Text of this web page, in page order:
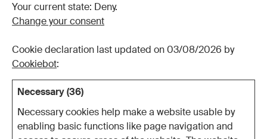
Your current state: Deny.
Change your consent
Cookie declaration last updated on 03/08/2026 by
Cookiebot:
Necessary (36)
Necessary cookies help make a website usable by
enabling basic functions like page navigation and